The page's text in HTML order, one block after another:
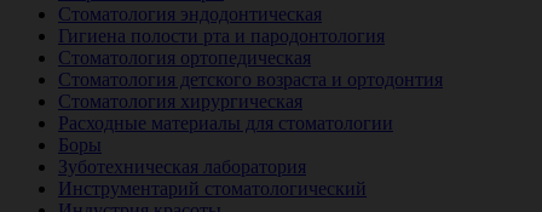
Стоматология эндодонтическая
Гигиена полости рта и пародонтология
Стоматология ортопедическая
Стоматология детского возраста и ортодонтия
Стоматология хирургическая
Расходные материалы для стоматологии
Боры
Зуботехническая лаборатория
Инструментарий стоматологический